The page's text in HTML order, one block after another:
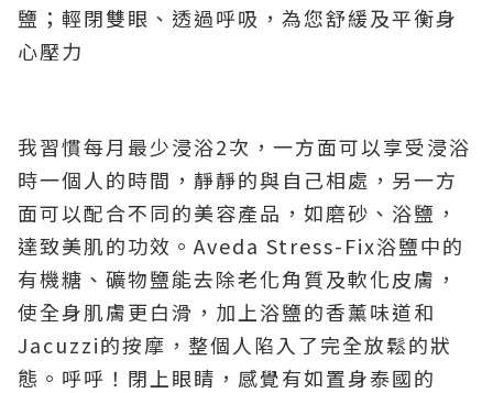
鹽；輕閉雙眼、透過呼吸，為您舒緩及平衡身
心壓力
我習慣每月最少浸浴2次，一方面可以享受浸浴
時一個人的時間，靜靜的與自己相處，另一方
面可以配合不同的美容產品，如磨砂、浴鹽，
達致美肌的功效。Aveda Stress-Fix浴鹽中的
有機糖、礦物鹽能去除老化角質及軟化皮膚，
使全身肌膚更白滑，加上浴鹽的香薰味道和
Jacuzzi的按摩，整個人陷入了完全放鬆的狀
態。呼呼！閉上眼睛，感覺有如置身泰國的